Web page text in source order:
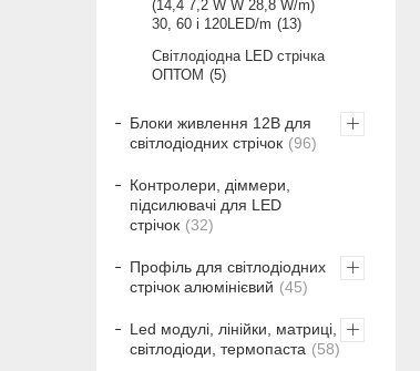
(14,4 7,2 W W 28,8 W/m)
30, 60 і 120LED/m
13
Світлодіодна LED стрічка
ОПТОМ
5
Блоки живлення 12В для
світлодіодних стрічок
96
Контролери, діммери,
підсилювачі для LED
стрічок
32
Профіль для світлодіодних
стрічок алюмінієвий
45
Led модулі, лінійки, матриці,
світлодіоди, термопаста
58